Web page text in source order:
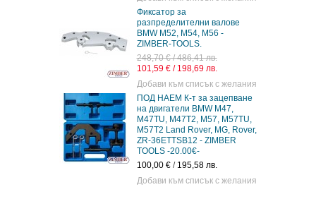
Фиксатор за
разпределителни валове
BMW M52, M54, M56 -
ZIMBER-TOOLS.
248,70 € / 486,41 лв.
101,59 € / 198,69 лв.
Добави към списък с желания
ПОД НАЕМ К-т за зацепване
на двигатели BMW M47,
M47TU, M47T2, M57, M57TU,
M57T2 Land Rover, MG, Rover,
ZR-36ETTSB12 - ZIMBER
TOOLS -20.00€-
100,00 €/ 195,58 лв.
Добави към списък с желания